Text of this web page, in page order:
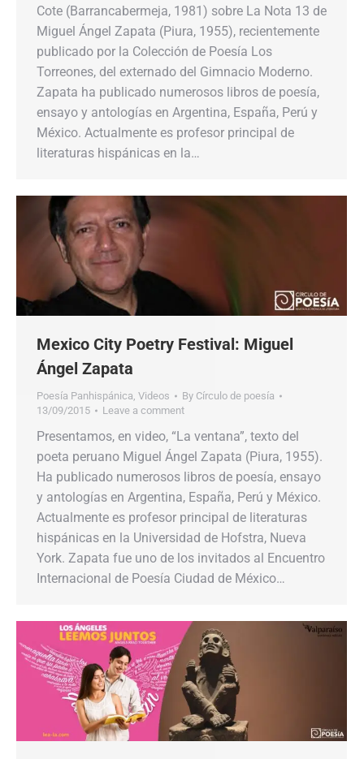
Cote (Barrancabermeja, 1981) sobre La Nota 13 de
Miguel Ángel Zapata (Piura, 1955), recientemente
publicado por la Colección de Poesía Los
Torreones, del externado del Gimnacio Moderno.
Zapata ha publicado numerosos libros de poesía,
ensayo y antologías en Argentina, España, Perú y
México. Actualmente es profesor principal de
literaturas hispánicas en la…
Mexico City Poetry Festival: Miguel
Ángel Zapata
Poesía Panhispánica, Videos By Círculo de poesía
13/09/2015
Leave a comment
Presentamos, en video, “La ventana”, texto del
poeta peruano Miguel Ángel Zapata (Piura, 1955).
Ha publicado numerosos libros de poesía, ensayo
y antologías en Argentina, España, Perú y México.
Actualmente es profesor principal de literaturas
hispánicas en la Universidad de Hofstra, Nueva
York. Zapata fue uno de los invitados al Encuentro
Internacional de Poesía Ciudad de México…